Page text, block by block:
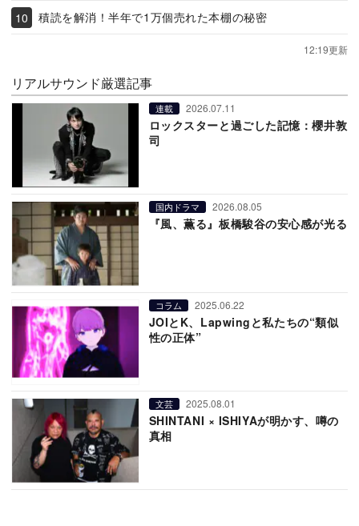
積読を解消！半年で1万個売れた本棚の秘密
12:19更新
リアルサウンド厳選記事
連載 2026.07.11
ロックスターと過ごした記憶：櫻井敦
司
国内ドラマ 2026.08.05
『風、薫る』板橋駿谷の安心感が光る
コラム 2025.06.22
JOIとK、Lapwingと私たちの“類似
性の正体”
文芸 2025.08.01
SHINTANI × ISHIYAが明かす、噂の
真相